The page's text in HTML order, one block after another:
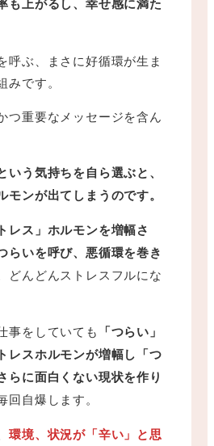
呼ぶ、まさに好循環が生ま
です。
つ重要なメッセージを含ん
いう気持ちを自ら選ぶと、
モンが出てしまうのです。
レス」ホルモンを増幅さ
らいを呼び、悪循環を巻き
どんどんストレスフルにな
事をしていても 「つらい」
レスホルモンが増幅し「つ
らに面白くない現状を作り
回自爆します。
環境、状況が「辛い」と思